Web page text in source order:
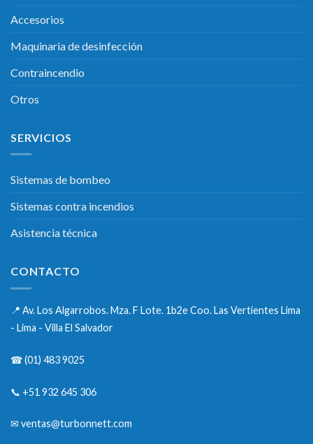
Accesorios
Maquinaria de desinfección
Contraincendio
Otros
SERVICIOS
Sistemas de bombeo
Sistemas contra incendios
Asistencia técnica
CONTACTO
📍 Av. Los Algarrobos. Mza. F Lote. 1b2e Coo. Las Vertientes Lima
- Lima - Villa El Salvador
☎(01) 483 9025
📞 +51 932 645 306
✉ ventas@turbonnett.com